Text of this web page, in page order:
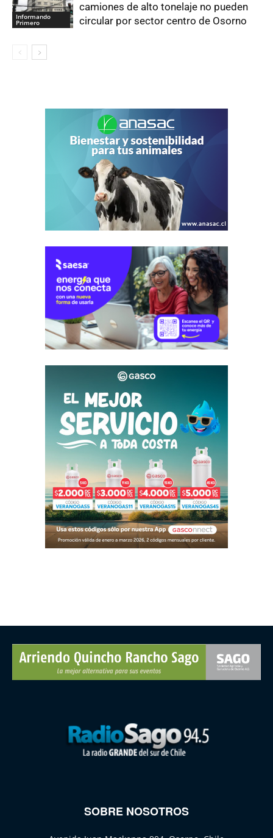
Informando
Primero
camiones de alto tonelaje no pueden
circular por sector centro de Osorno
SOBRE NOSOTROS